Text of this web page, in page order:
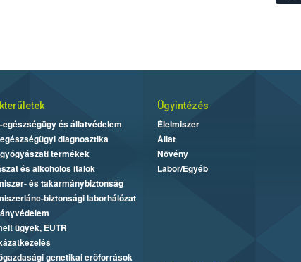
egészségügy és állatvédelem
diagnosztika
termékek
és alkoholos italok
és takarmánybiztonság
biztonsági laborhálózat
ügyek, EUTR
genetikai erőforrások
Ügyintézés
Élelmiszer
Állat
Növény
Labor/Egyéb